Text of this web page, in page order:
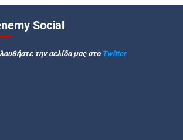
Social
την σελίδα μας στο Twitter